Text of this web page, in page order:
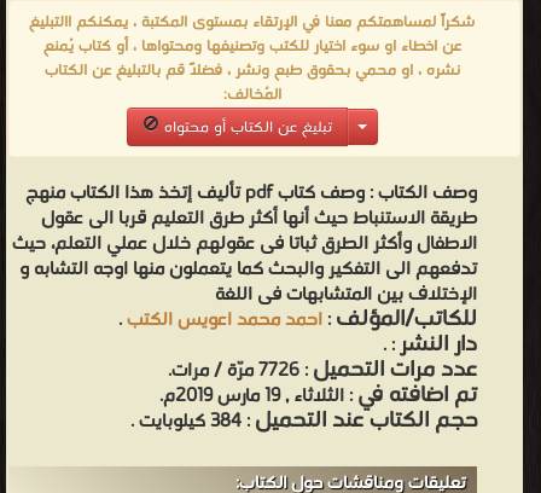
شكراً لمساهمتكم معنا في الإرتقاء بمستوى المكتبة ، يمكنكم االتبليغ
عن اخطاء او سوء اختيار للكتب وتصنيفها ومحتواها ، أو كتاب يُمنع
نشره ، او محمي بحقوق طبع ونشر ، فضلاً قم بالتبليغ عن الكتاب
المُخالف:
تبليغ عن الكتاب أو محتواه
وصف الكتاب : وصف كتاب pdf تأليف إتخذ هذا الكتاب منهج
طريقة الاستنباط حيث أنها أكثر طرق التعليم قربا الى عقول
الاطفال وأكثر الطرق ثباتا فى عقولهم خلال عملي التعلم، حيث
تدفعهم الى التفكير والبحث كما يتعملون منها اوجه التشابه و
الإختلاف بين المتشابهات فى اللغة
للكاتب/المؤلف:احمد محمد اعويس الكتب.
دار النشر:
.
عدد مرات التحميل: 7726 مرّة / مرات.
تم اضافته في: الثلاثاء , 19 مارس 2019م.
حجم الكتاب عند التحميل: 384 كيلوبايت .
تعليقات ومناقشات حول الكتاب: